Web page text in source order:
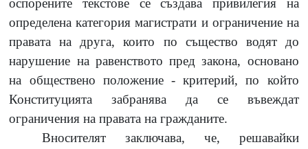
оспорените текстове се създава привилегия на
определена категория магистрати и ограничение на
правата на друга, които по същество водят до
нарушение на равенството пред закона, основано
на обществено положение - критерий, по който
Конституцията забранява да се въвеждат
ограничения на правата на гражданите.
Вносителят заключава, че, решавайки